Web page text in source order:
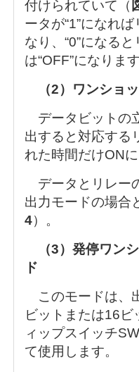
付けられていて（
ータが“1”になれば
なり、“0”になる
は“OFF”になりま
（2）ワンショ
データビットの
出すると対応する
れた時間だけON
データとリレー
出力モードの場合
4）。
（3）発停ワン
ド
このモードは、
ビットまたは16ビ
ィップスイッチ
て使用します。